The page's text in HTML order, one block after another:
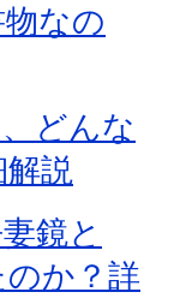
なの
どんな
説
鏡と
か？詳